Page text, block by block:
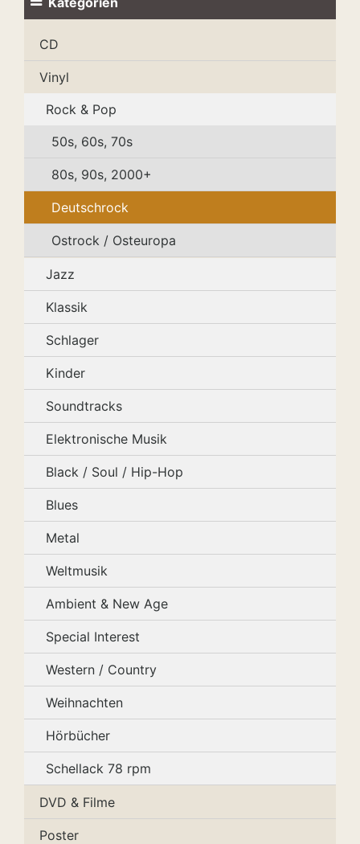
CD
Vinyl
Rock & Pop
50s, 60s, 70s
80s, 90s, 2000+
Deutschrock
Ostrock / Osteuropa
Jazz
Klassik
Schlager
Kinder
Soundtracks
Elektronische Musik
Black / Soul / Hip-Hop
Blues
Metal
Weltmusik
Ambient & New Age
Special Interest
Western / Country
Weihnachten
Hörbücher
Schellack 78 rpm
DVD & Filme
Poster